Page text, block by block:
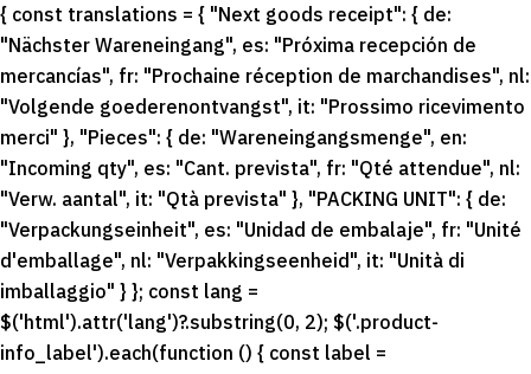
{ const translations = { "Next goods receipt": { de:
"Nächster Wareneingang", es: "Próxima recepción de
mercancías", fr: "Prochaine réception de marchandises", nl:
"Volgende goederenontvangst", it: "Prossimo ricevimento
merci" }, "Pieces": { de: "Wareneingangsmenge", en:
"Incoming qty", es: "Cant. prevista", fr: "Qté attendue", nl:
"Verw. aantal", it: "Qtà prevista" }, "PACKING UNIT": { de:
"Verpackungseinheit", es: "Unidad de embalaje", fr: "Unité
d'emballage", nl: "Verpakkingseenheid", it: "Unità di
imballaggio" } }; const lang =
$('html').attr('lang')?.substring(0, 2); $('.product-
info_label').each(function () { const label =